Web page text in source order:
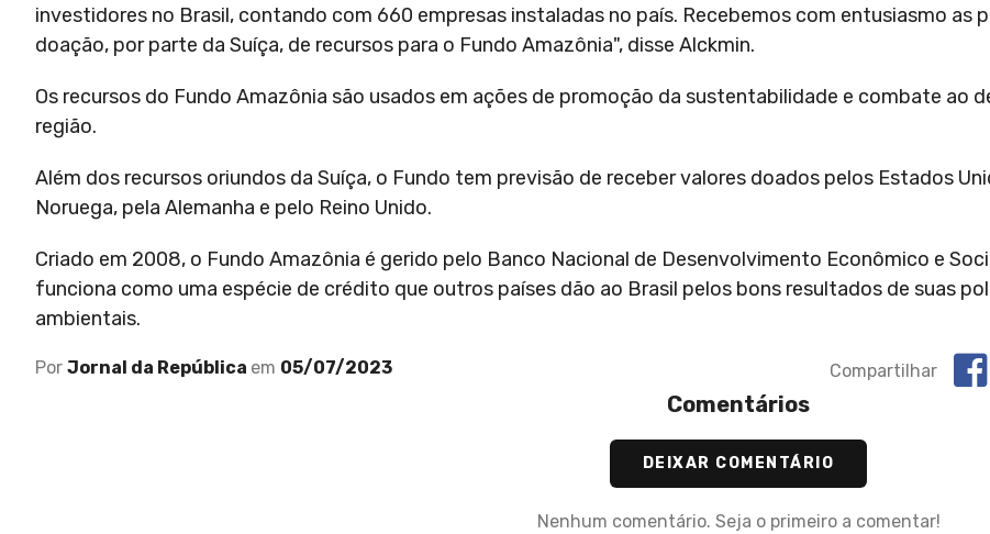
investidores no Brasil, contando com 660 empresas instaladas no país. Recebemos com entusiasmo as
doação, por parte da Suíça, de recursos para o Fundo Amazônia", disse Alckmin.
Os recursos do Fundo Amazônia são usados em ações de promoção da sustentabilidade e combate ao
região.
Além dos recursos oriundos da Suíça, o Fundo tem previsão de receber valores doados pelos Estados
Noruega, pela Alemanha e pelo Reino Unido.
Criado em 2008, o Fundo Amazônia é gerido pelo Banco Nacional de Desenvolvimento Econômico e
funciona como uma espécie de crédito que outros países dão ao Brasil pelos bons resultados de suas
ambientais.
Por Jornal da República em 05/07/2023 Compartilhar
Comentários
DEIXAR COMENTÁRIO
Nenhum comentário. Seja o primeiro a comentar!